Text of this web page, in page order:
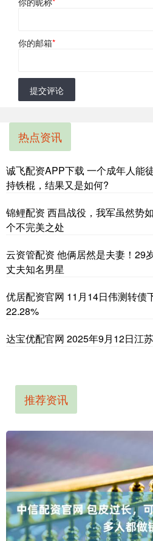
你的邮箱*
提交评论
热点资讯
诚飞配资APP下载 一个成年人能
持铁棍，结果又是如何?
锦鲤配资 西昌战役，我军虽然势
个不完美之处
云资管配资 他俩居然是夫妻！29
丈夫知名男星
优居配资官网 11月14日伟测转债
22.28%
达宝优配官网 2025年9月12日江
推荐资讯